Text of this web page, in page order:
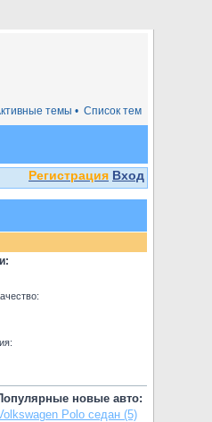
Список тем
темы •
Регистрация Вход
новые авто:
Polo седан (5)